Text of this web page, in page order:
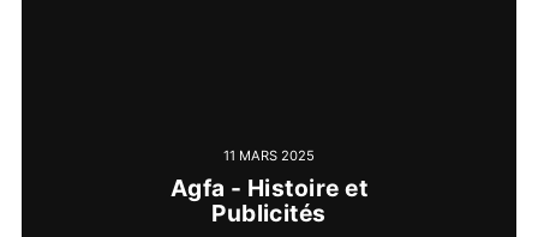
11 MARS 2025
Agfa - Histoire et
Publicités